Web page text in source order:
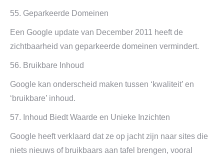
55. Geparkeerde Domeinen
Een Google update van December 2011 heeft de
zichtbaarheid van geparkeerde domeinen vermindert.
56. Bruikbare Inhoud
Google kan onderscheid maken tussen ‘kwaliteit’ en
‘bruikbare’ inhoud.
57. Inhoud Biedt Waarde en Unieke Inzichten
Google heeft verklaard dat ze op jacht zijn naar sites die
niets nieuws of bruikbaars aan tafel brengen, vooral